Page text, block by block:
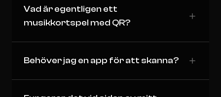
Vad är egentligen ett
musikkortspel med QR?
Behöver jag en app för att skanna?